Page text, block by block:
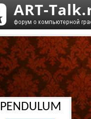
PENDULUM